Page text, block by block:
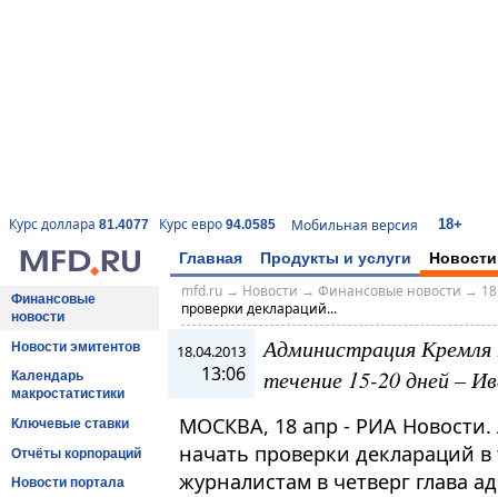
Курс доллара 81.4077 Курс евро 94.0585 Мобильная версия 18+
Главная Продукты и услуги Новости
Финансовые
новости
Новости эмитентов
Календарь
макростатистики
Ключевые ставки
Отчёты корпораций
Новости портала
mfd.ru→ Новости → Финансовые новости →
проверки деклараций...
18.04.2013
13:06
Администрация Кремля
течение 15-20 дней –
МОСКВА, 18 апр - РИА Новости.
начать проверки деклараций
журналистам в четверг глава